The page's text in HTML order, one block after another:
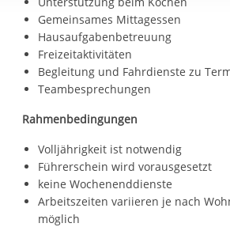
Ihre etwaige Einwilligung
der von Ihnen
aufgrund berechtigter
Gemeinsames Mittagessen
Hausaufgabenbetreuung
Freizeitaktivitäten
Begleitung und Fahrdienste zu
Teambesprechungen
Rahmenbedingungen
Volljährigkeit ist notwendig
Führerschein wird vorausgesetzt
keine Wochenenddienste
Arbeitszeiten variieren je nach
möglich